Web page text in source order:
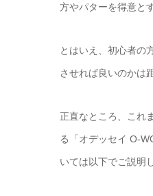
方やパターを得意と
とはいえ、初心者の
させれば良いのかは
正直なところ、これ
る「オデッセイ O-
いては以下でご説明